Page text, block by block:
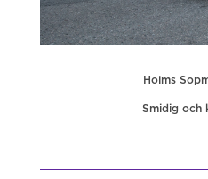
Holms
Smidig och